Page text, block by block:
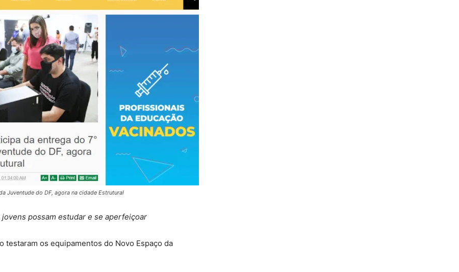
Juventude do DF, agora na cidade Estrutural
possam estudar e se aperfeiçoar
testaram os equipamentos do Novo Espaço da